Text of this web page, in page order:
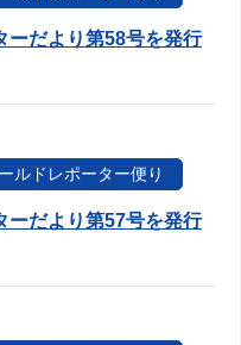
ーだより第58号を発行
ルドレポーター便り
ーだより第57号を発行